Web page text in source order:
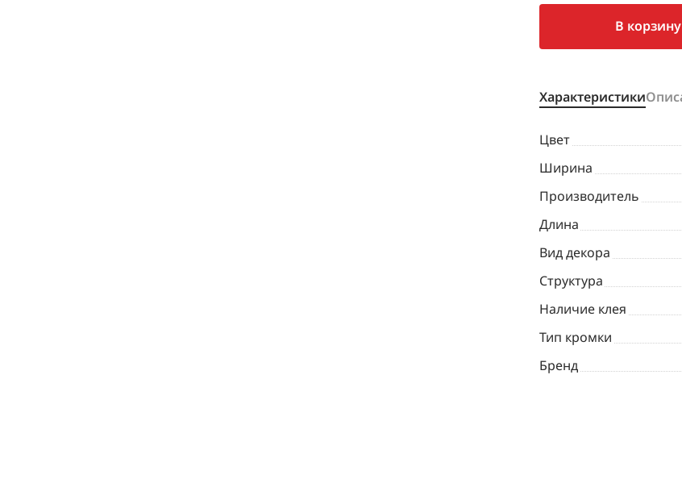
В корзину
Характеристики
Цвет
Ширина
Производитель
Длина
Вид декора
Структура
Наличие клея
Тип кромки
Бренд